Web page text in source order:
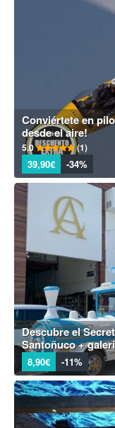
Conviértete en
desde el aire!
5.0 (1)
39,90€ -34%
Descubre el
Santoñuco +
8,90€ -11%